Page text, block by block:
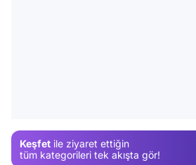
Keşfet ile ziyaret ettiğin
tüm kategorileri tek akışta gör!